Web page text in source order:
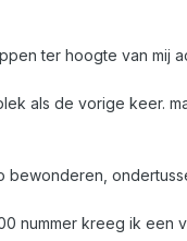
ter hoogte van
als de vorige keer.
nummer kreeg ik een